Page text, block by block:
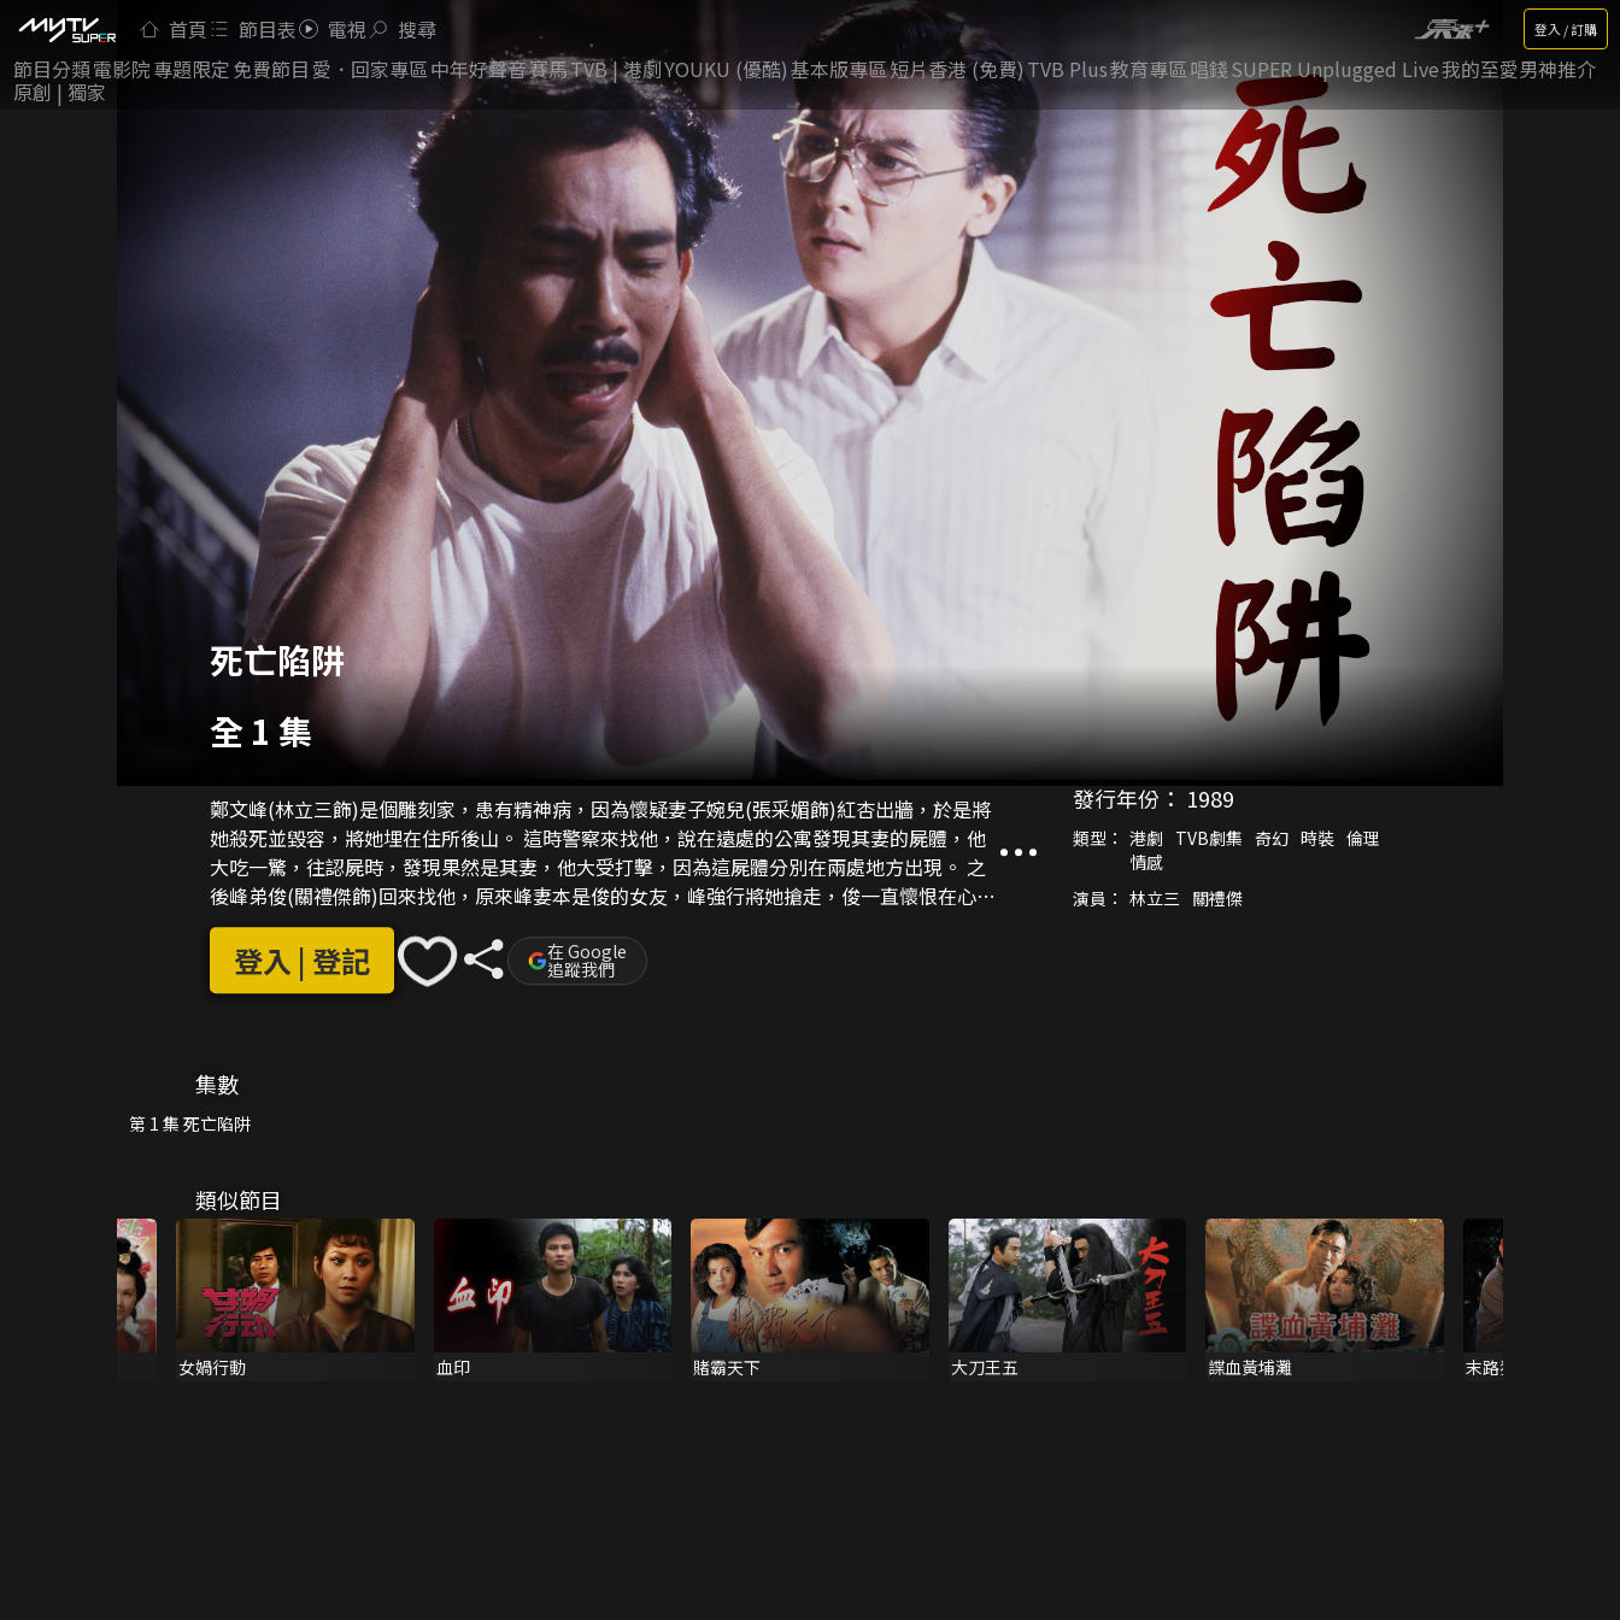
首頁 節目表 電視 搜尋 登入 / 訂購
節目分類電影院專題限定 免費節目 愛．回家專區中年好聲音賽馬TVB | 港劇YOUKU (優酷)基本版專區短片香港 (免費)TVB Plus教育專區唱錢SUPER Unplugged Live我的至愛男神推介
原創 | 獨家
死亡陷阱
全 1 集
鄭文峰(林立三飾)是個雕刻家，患有精神病，因為懷疑妻子婉兒(張采媚飾)紅杏出牆，於是將
她殺死並毀容，將她埋在住所後山。 這時警察來找他，說在遠處的公寓發現其妻的屍體，他
大吃一驚，往認屍時，發現果然是其妻，他大受打擊，因為這屍體分別在兩處地方出現。 之
後峰弟俊(關禮傑飾)回來找他，原來峰妻本是俊的女友，峰強行將她搶走，俊一直懷恨在心，
卻裝作若無其事。 終於峰被心魔所累，經常看到其妻鬼魂，更認是殺了其妻，被判入精神病
院。這時俊才當面承認公寓的女死者其實是他公司的女會計(柳影虹飾)，他殺了女會計嫁禍其
兄，終於成功報復。
登入 | 登記 在 Google
追蹤我們
發行年份： 1989
類型： 港劇 TVB劇集 奇幻 時裝 倫理
情感
演員： 林立三 關禮傑
集數
第 1 集 死亡陷阱
類似節目
女媧行動 血印 賭霸天下 大刀王五 諜血黃埔灘 末路狂奔